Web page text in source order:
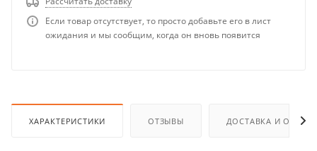
Если товар отсутствует, то просто добавьте его в лист
ожидания и мы сообщим, когда он вновь появится
ХАРАКТЕРИСТИКИ ОТЗЫВЫ ДОСТАВКА И